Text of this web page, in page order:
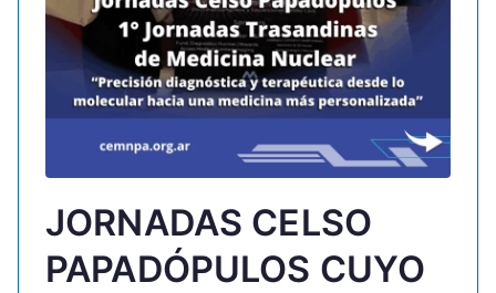
JORNADAS CELSO
PAPADÓPULOS CUYO